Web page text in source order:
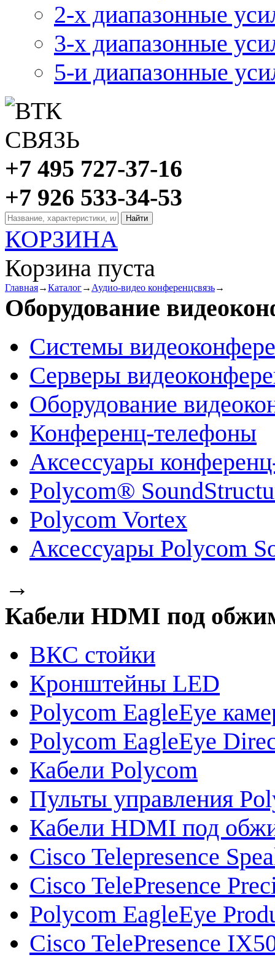
2-х диапазонные
3-х диапазонные
5-и диапазонные
+7 495 727-37-16
+7 926 533-34-53
КОРЗИНА
Корзина пуста
Главная→Каталог→ Аудио-видео конференцсвязь→
Оборудование
Системы
Серверы
Оборудование
Конференц-телефоны
Аксессуары
Polycom®
Polycom Vortex
Аксессуары Polycom
→
Кабели HDMI под
ВКС стойки
Кронштейны LED
Polycom EagleEye
Polycom EagleEye
Кабели Polycom
Пульты управления
Кабели HDMI под
Cisco Telepresence
Cisco TelePresence
Polycom EagleEye
Cisco TelePresence